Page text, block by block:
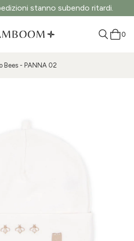
stanno subendo ritardi.
0
Bees - PANNA 02